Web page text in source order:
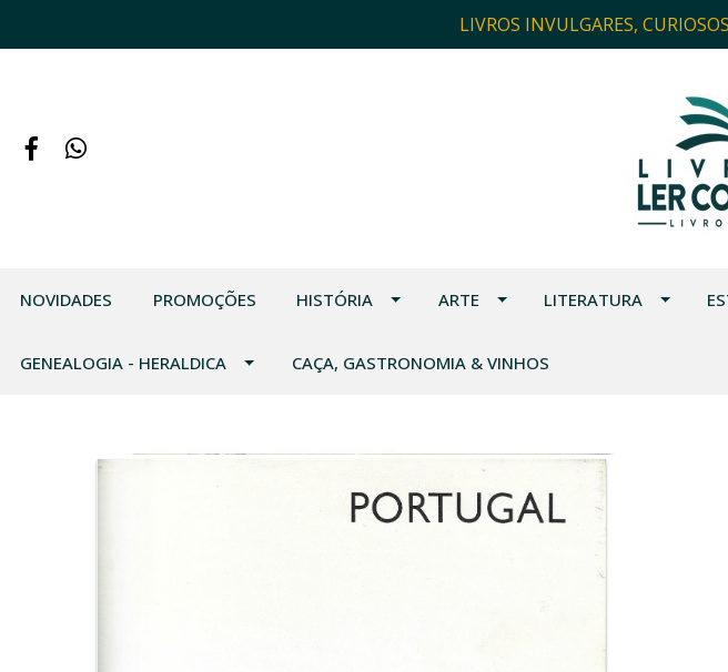
LIVROS INVULGARES,
NOVIDADES PROMOÇÕES HISTÓRIA ARTE LITERATURA
GENEALOGIA - HERALDICA CAÇA, GASTRONOMIA & VINHOS